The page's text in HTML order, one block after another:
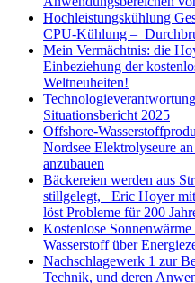
Hochleistungskühlung
CPU-Kühlung –
Mein Vermächtnis: die
Einbeziehung der
Weltneuheiten!
Situationsbericht 2025
Offshore-
Nordsee Elektrolyseure
anzubauen
Bäckereien werden aus
stillgelegt, Eric Hoyer mit
löst Probleme für 200
Kostenlose
Wasserstoff über
Nachschlagewerk 1 zur
Technik, und deren